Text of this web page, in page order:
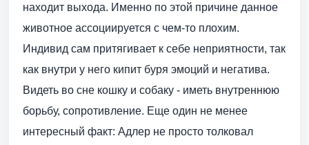
находит выхода. Именно по этой причине данное
животное ассоциируется с чем-то плохим.
Индивид сам притягивает к себе неприятности, так
как внутри у него кипит буря эмоций и негатива.
Видеть во сне кошку и собаку - иметь внутреннюю
борьбу, сопротивление. Еще один не менее
интересный факт: Адлер не просто толковал